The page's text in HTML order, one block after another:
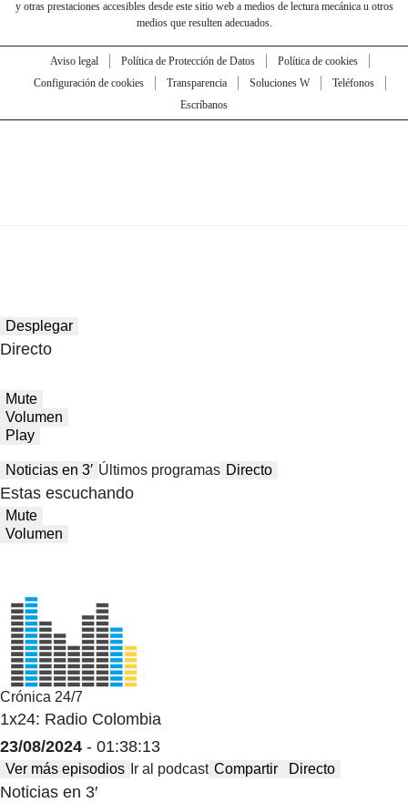
y otras prestaciones accesibles desde este sitio web a medios de lectura mecánica u otros
medios que resulten adecuados.
Aviso legal Política de Protección de Datos
Política de cookies
Configuración de cookies
Transparencia Soluciones W
Teléfonos
Escríbanos
Desplegar
Directo
Mute
Volumen
Play
Noticias en 3′ Últimos programas Directo
Estas escuchando
Mute
Volumen
Crónica 24/7
1x24: Radio Colombia
23/08/2024 - 01:38:13
Ver más episodios Ir al podcast Compartir Directo
Noticias en 3′